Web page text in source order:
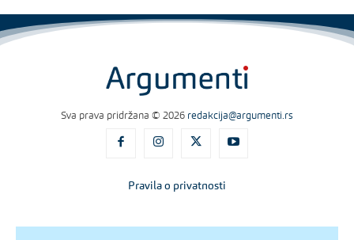
Sva prava pridržana © 2026 redakcija@argumenti.rs
Pravila o privatnosti